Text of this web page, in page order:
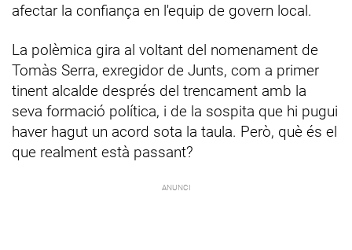
afectar la confiança en l'equip de govern local.
La polèmica gira al voltant del nomenament de
Tomàs Serra, exregidor de Junts, com a primer
tinent alcalde després del trencament amb la
seva formació política, i de la sospita que hi pugui
haver hagut un acord sota la taula. Però, què és el
que realment està passant?